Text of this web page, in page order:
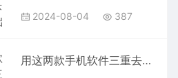
2024-08-04 387
用这两款手机软件三重去重，100%过原创，搬运必备工具，一键处理不违规…